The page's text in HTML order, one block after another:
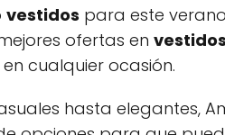
vestidos para este
ofertas en vestidos
cualquier ocasión.
hasta elegantes,